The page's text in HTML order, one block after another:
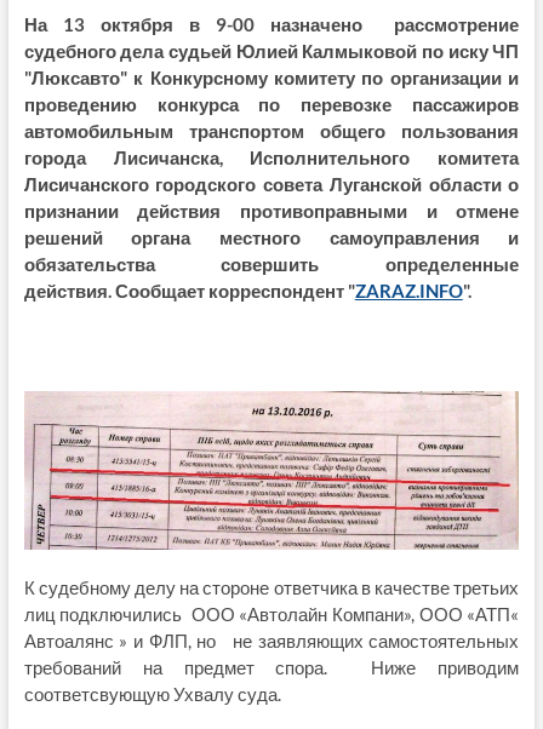
На 13 октября в 9-00 назначено рассмотрение
судебного дела судьей Юлией Калмыковой по иску ЧП
"Люксавто" к Конкурсному комитету по организации и
проведению конкурса по перевозке пассажиров
автомобильным транспортом общего пользования
города Лисичанска, Исполнительного комитета
Лисичанского городского совета Луганской области о
признании действия противоправными и отмене
решений органа местного самоуправления и
обязательства совершить определенные
действия. Сообщает корреспондент "ZARAZ.INFO".
К судебному делу на стороне ответчика в качестве третьих
лиц подключились ООО «Автолайн Компани», ООО «АТП«
Автоалянс » и ФЛП, но не заявляющих самостоятельных
требований на предмет спора. Ниже приводим
соответсвующую Ухвалу суда.